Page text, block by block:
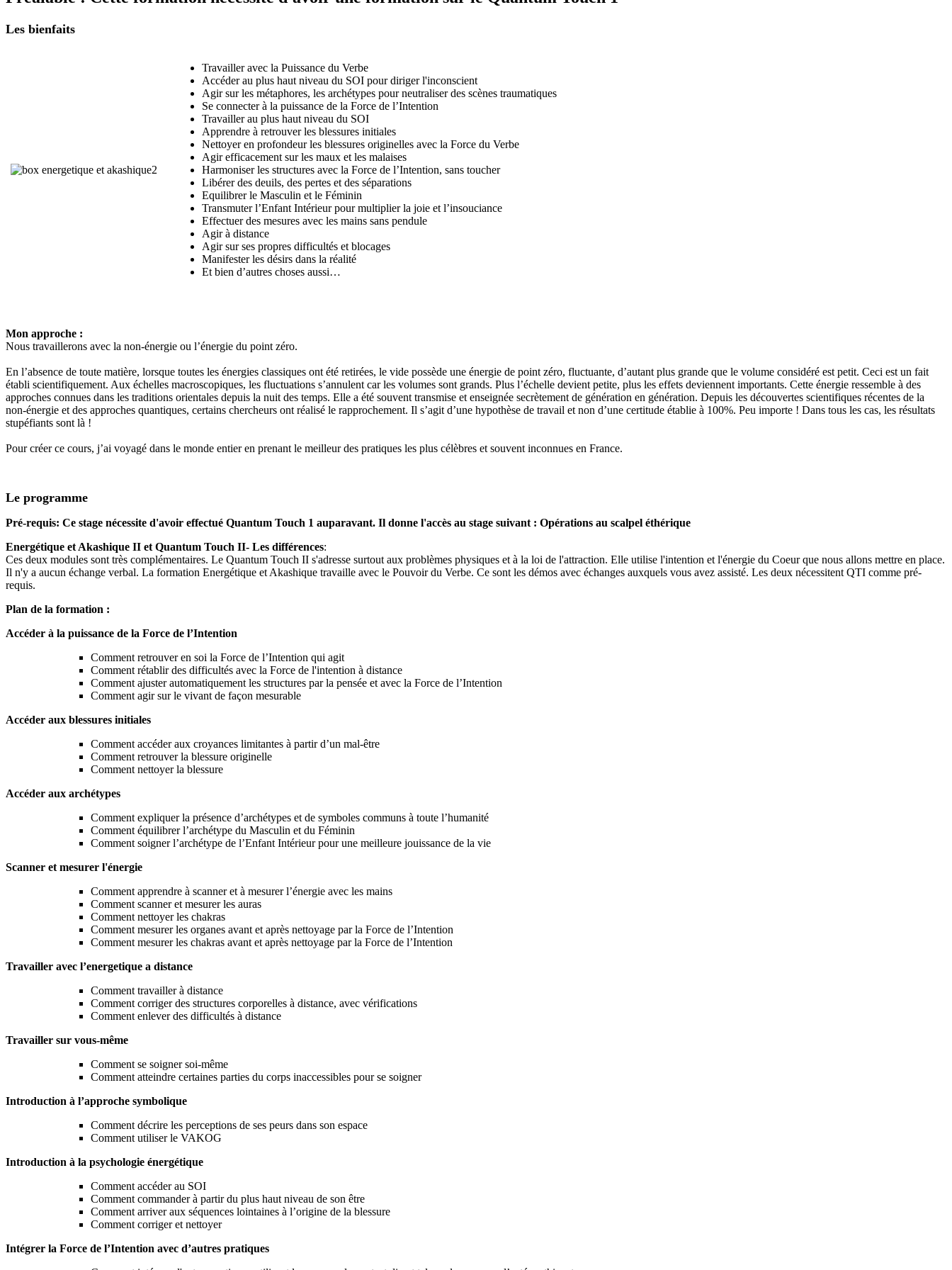
Les bienfaits
Travailler avec la Puissance du Verbe
Accéder au plus haut niveau du SOI pour diriger l'inconscient
Agir sur les métaphores, les archétypes pour neutraliser des scènes traumatiques
Se connecter à la puissance de la Force de l’Intention
Travailler au plus haut niveau du SOI
Apprendre à retrouver les blessures initiales
Nettoyer en profondeur les blessures originelles avec la Force du Verbe
Agir efficacement sur les maux et les malaises
Harmoniser les structures avec la Force de l’Intention, sans toucher
Libérer des deuils, des pertes et des séparations
Equilibrer le Masculin et le Féminin
Transmuter l’Enfant Intérieur pour multiplier la joie et l’insouciance
Effectuer des mesures avec les mains sans pendule
Agir à distance
Agir sur ses propres difficultés et blocages
Manifester les désirs dans la réalité
Et bien d’autres choses aussi…
Mon approche :
Nous travaillerons avec la non-énergie ou l’énergie du point zéro.
En l’absence de toute matière, lorsque toutes les énergies classiques ont été retirées, le vide possède une énergie de point zéro, fluctuante, d’autant plus grande que le volume considéré est petit. Ceci est un fait
établi scientifiquement. Aux échelles macroscopiques, les fluctuations s’annulent car les volumes sont grands. Plus l’échelle devient petite, plus les effets deviennent importants. Cette énergie ressemble à des
approches connues dans les traditions orientales depuis la nuit des temps. Elle a été souvent transmise et enseignée secrètement de génération en génération. Depuis les découvertes scientifiques récentes de la
non-énergie et des approches quantiques, certains chercheurs ont réalisé le rapprochement. Il s’agit d’une hypothèse de travail et non d’une certitude établie à 100%. Peu importe ! Dans tous les cas, les résultats
stupéfiants sont là !
Pour créer ce cours, j’ai voyagé dans le monde entier en prenant le meilleur des pratiques les plus célèbres et souvent inconnues en France.
Le programme
Pré-requis: Ce stage nécessite d'avoir effectué Quantum Touch 1 auparavant. Il donne l'accès au stage suivant : Opérations au scalpel éthérique
Energétique et Akashique II et Quantum Touch II- Les différences:
Ces deux modules sont très complémentaires. Le Quantum Touch II s'adresse surtout aux problèmes physiques et à la loi de l'attraction. Elle utilise l'intention et l'énergie du Coeur que nous allons mettre en place.
Il n'y a aucun échange verbal. La formation Energétique et Akashique travaille avec le Pouvoir du Verbe. Ce sont les démos avec échanges auxquels vous avez assisté. Les deux nécessitent QTI comme pré-
requis.
Plan de la formation :
Accéder à la puissance de la Force de l’Intention
Comment retrouver en soi la Force de l’Intention qui agit
Comment rétablir des difficultés avec la Force de l'intention à distance
Comment ajuster automatiquement les structures par la pensée et avec la Force de l’Intention
Comment agir sur le vivant de façon mesurable
Accéder aux blessures initiales
Comment accéder aux croyances limitantes à partir d’un mal-être
Comment retrouver la blessure originelle
Comment nettoyer la blessure
Accéder aux archétypes
Comment expliquer la présence d’archétypes et de symboles communs à toute l’humanité
Comment équilibrer l’archétype du Masculin et du Féminin
Comment soigner l’archétype de l’Enfant Intérieur pour une meilleure jouissance de la vie
Scanner et mesurer l'énergie
Comment apprendre à scanner et à mesurer l’énergie avec les mains
Comment scanner et mesurer les auras
Comment nettoyer les chakras
Comment mesurer les organes avant et après nettoyage par la Force de l’Intention
Comment mesurer les chakras avant et après nettoyage par la Force de l’Intention
Travailler avec l’energetique a distance
Comment travailler à distance
Comment corriger des structures corporelles à distance, avec vérifications
Comment enlever des difficultés à distance
Travailler sur vous-même
Comment se soigner soi-même
Comment atteindre certaines parties du corps inaccessibles pour se soigner
Introduction à l’approche symbolique
Comment décrire les perceptions de ses peurs dans son espace
Comment utiliser le VAKOG
Introduction à la psychologie énergétique
Comment accéder au SOI
Comment commander à partir du plus haut niveau de son être
Comment arriver aux séquences lointaines à l’origine de la blessure
Comment corriger et nettoyer
Intégrer la Force de l’Intention avec d’autres pratiques